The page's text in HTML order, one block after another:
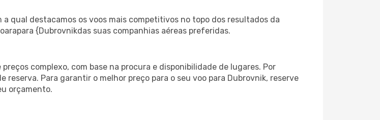
a qual destacamos os voos mais competitivos no topo dos resultados da
{Dubrovnikdas suas companhias aéreas preferidas.
complexo, com base na procura e disponibilidade de lugares. Por
Para garantir o melhor preço para o seu voo para Dubrovnik, reserve
orçamento.